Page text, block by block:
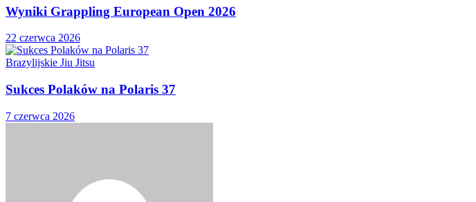
Wyniki Grappling European Open 2026
22 czerwca 2026
Brazylijskie Jiu Jitsu
Sukces Polaków na Polaris 37
7 czerwca 2026